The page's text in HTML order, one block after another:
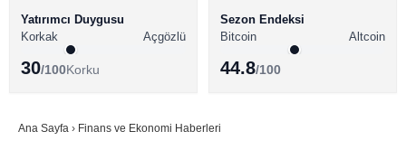
BİTCOİN HABERLERİ
ALTCOİN HABERLERİ
SÖZLÜK
Yatırımcı Duygusu
Korkak
Açgözlü
30/100Korku
Sezon Endeksi
Bitcoin
Altcoin
44.8/100
Ana Sayfa › Finans ve Ekonomi Haberleri